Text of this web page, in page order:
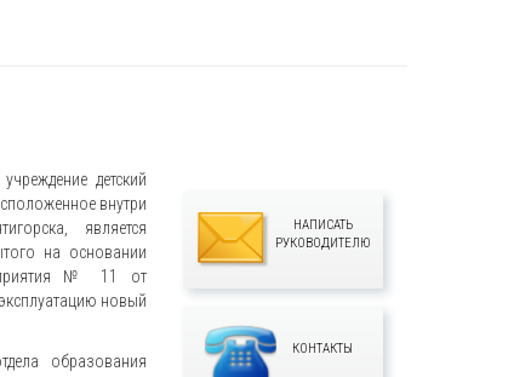
детский
внутри
является
на основании
№ 11 от
новый
образования
НАПИСАТЬ
РУКОВОДИТЕЛЮ
КОНТАКТЫ